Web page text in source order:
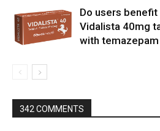
Do users
Vidalista 40mg
with
342 COMMENTS